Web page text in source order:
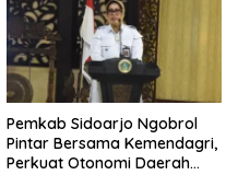
Pemkab Sidoarjo Ngobrol
Pintar Bersama Kemendagri,
Perkuat Otonomi Daerah